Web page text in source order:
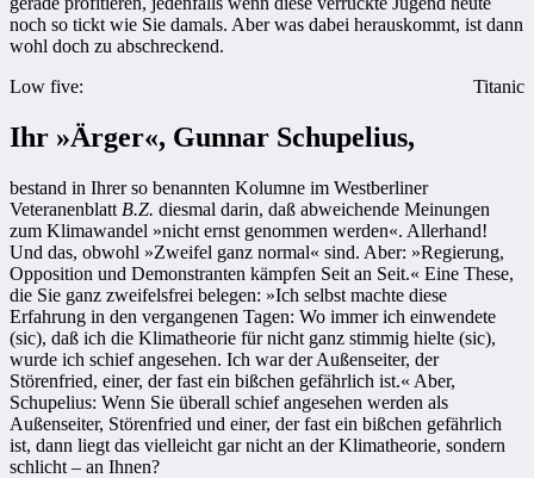
noch so tickt wie Sie damals. Aber was dabei herauskommt, ist dann
wohl doch zu abschreckend.
Low five:
Titanic
Ihr »Ärger«, Gunnar Schupelius,
bestand in Ihrer so benannten Kolumne im Westberliner
Veteranenblatt B.Z. diesmal darin, daß abweichende Meinungen
zum Klimawandel »nicht ernst genommen werden«. Allerhand!
Und das, obwohl »Zweifel ganz normal« sind. Aber: »Regierung,
Opposition und Demonstranten kämpfen Seit an Seit.« Eine These,
die Sie ganz zweifelsfrei belegen: »Ich selbst machte diese
Erfahrung in den vergangenen Tagen: Wo immer ich einwendete
(sic), daß ich die Klimatheorie für nicht ganz stimmig hielte (sic),
wurde ich schief angesehen. Ich war der Außenseiter, der
Störenfried, einer, der fast ein bißchen gefährlich ist.« Aber,
Schupelius: Wenn Sie überall schief angesehen werden als
Außenseiter, Störenfried und einer, der fast ein bißchen gefährlich
ist, dann liegt das vielleicht gar nicht an der Klimatheorie, sondern
schlicht – an Ihnen?